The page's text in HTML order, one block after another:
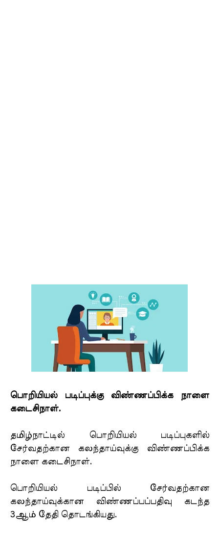
பொறியியல் படிப்புக்கு விண்ணப்பிக்க நாளை
கடைசிநாள்.
தமிழ்நாட்டில் பொறியியல் படிப்புகளில்
சேர்வதற்கான கலந்தாய்வுக்கு விண்ணப்பிக்க
நாளை கடைசிநாள்.
பொறியியல் படிப்பில் சேர்வதற்கான
கலந்தாய்வுக்கான விண்ணப்பப்பதிவு கடந்த
3ஆம் தேதி தொடங்கியது.